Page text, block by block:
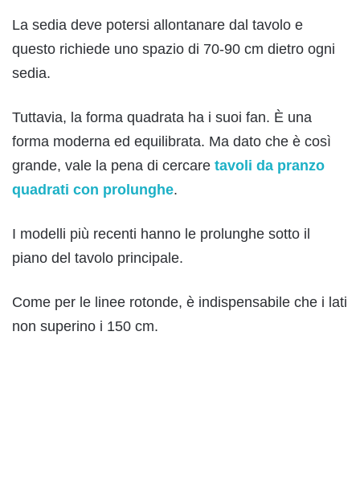
La sedia deve potersi allontanare dal tavolo e
questo richiede uno spazio di 70-90 cm dietro ogni
sedia.
Tuttavia, la forma quadrata ha i suoi fan. È una
forma moderna ed equilibrata. Ma dato che è così
grande, vale la pena di cercare tavoli da pranzo
quadrati con prolunghe.
I modelli più recenti hanno le prolunghe sotto il
piano del tavolo principale.
Come per le linee rotonde, è indispensabile che i lati
non superino i 150 cm.